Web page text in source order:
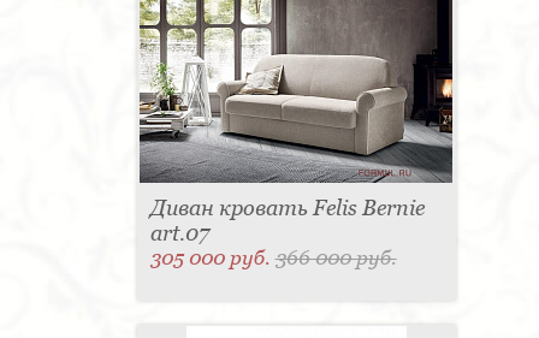
Диван кровать Felis Bernie
art.07
305 000 руб.366 000 руб.